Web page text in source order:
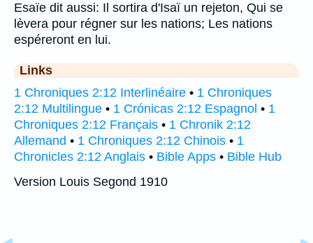
Esaïe dit aussi: Il sortira d'Isaï un rejeton, Qui se
lèvera pour régner sur les nations; Les nations
espéreront en lui.
Links
1 Chroniques 2:12 Interlinéaire • 1 Chroniques
2:12 Multilingue • 1 Crónicas 2:12 Espagnol • 1
Chroniques 2:12 Français • 1 Chronik 2:12
Allemand • 1 Chroniques 2:12 Chinois • 1
Chronicles 2:12 Anglais • Bible Apps • Bible Hub
Version Louis Segond 1910